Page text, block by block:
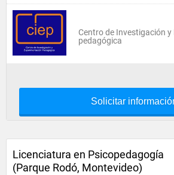
Centro de Investigación
pedagógica
Solicitar
Licenciatura en Psicopedagogía
(Parque Rodó, Montevideo)